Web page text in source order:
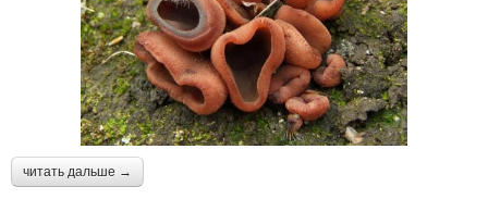
читать дальше →